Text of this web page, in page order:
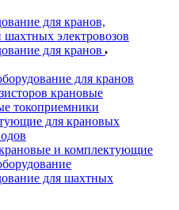
для кранов,
шахтных электровозов
для кранов
для кранов
крановые
токоприемники
для крановых
и комплектующие
для шахтных